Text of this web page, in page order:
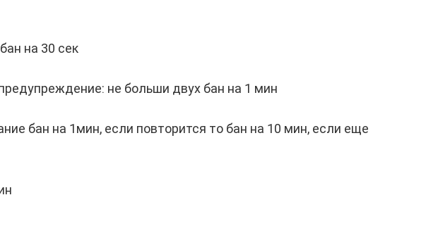
на 30 сек
не больши двух бан на 1 мин
бан на 1мин, если повторится то бан на 10 мин, если еще